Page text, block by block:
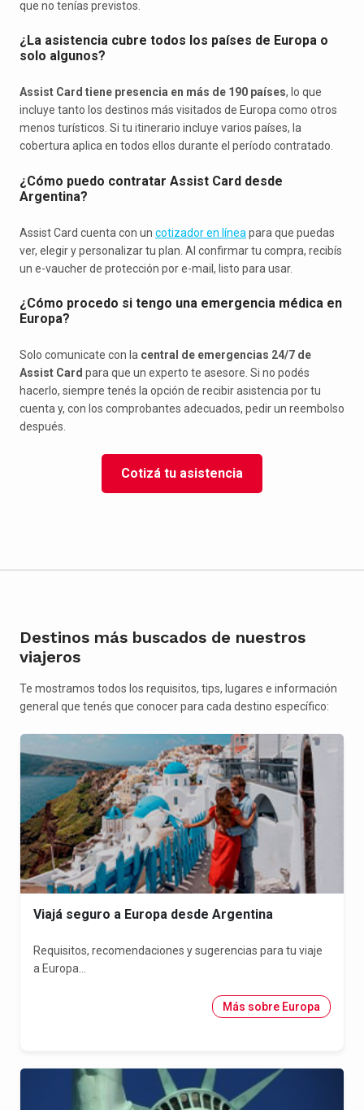
que no tenías previstos.
¿La asistencia cubre todos los países de Europa o
solo algunos?
Assist Card tiene presencia en más de 190 países, lo que
incluye tanto los destinos más visitados de Europa como otros
menos turísticos. Si tu itinerario incluye varios países, la
cobertura aplica en todos ellos durante el período contratado.
¿Cómo puedo contratar Assist Card desde
Argentina?
Assist Card cuenta con un cotizador en línea para que puedas
ver, elegir y personalizar tu plan. Al confirmar tu compra, recibís
un e-vaucher de protección por e-mail, listo para usar.
¿Cómo procedo si tengo una emergencia médica en
Europa?
Solo comunicate con la central de emergencias 24/7 de
Assist Card para que un experto te asesore. Si no podés
hacerlo, siempre tenés la opción de recibir asistencia por tu
cuenta y, con los comprobantes adecuados, pedir un reembolso
después.
Cotizá tu asistencia
Destinos más buscados de nuestros
viajeros
Te mostramos todos los requisitos, tips, lugares e información
general que tenés que conocer para cada destino específico:
Viajá seguro a Europa desde Argentina
Requisitos, recomendaciones y sugerencias para tu viaje
a Europa...
Más sobre Europa